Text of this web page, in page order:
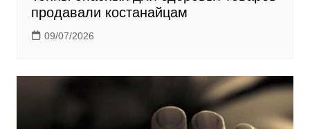
продавали костанайцам
09/07/2026